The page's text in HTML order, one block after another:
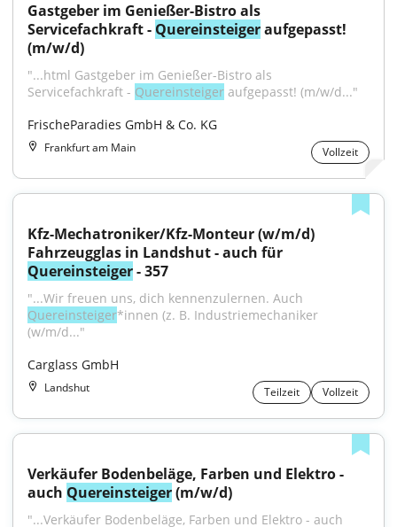
Gastgeber im Genießer-Bistro als
Servicefachkraft - Quereinsteiger aufgepasst!
(m/w/d)
"...html Gastgeber im Genießer-Bistro als
Servicefachkraft - Quereinsteiger aufgepasst! (m/w/d..."
FrischeParadies GmbH & Co. KG
Frankfurt am Main Vollzeit
Kfz-Mechatroniker/Kfz-Monteur (w/m/d)
Quereinsteiger - 357
Quereinsteiger*innen (z. B. Industriemechaniker
(w/m/d..."
Carglass GmbH
Landshut Teilzeit Vollzeit
Verkäufer Bodenbeläge, Farben und Elektro -
auch Quereinsteiger (m/w/d)